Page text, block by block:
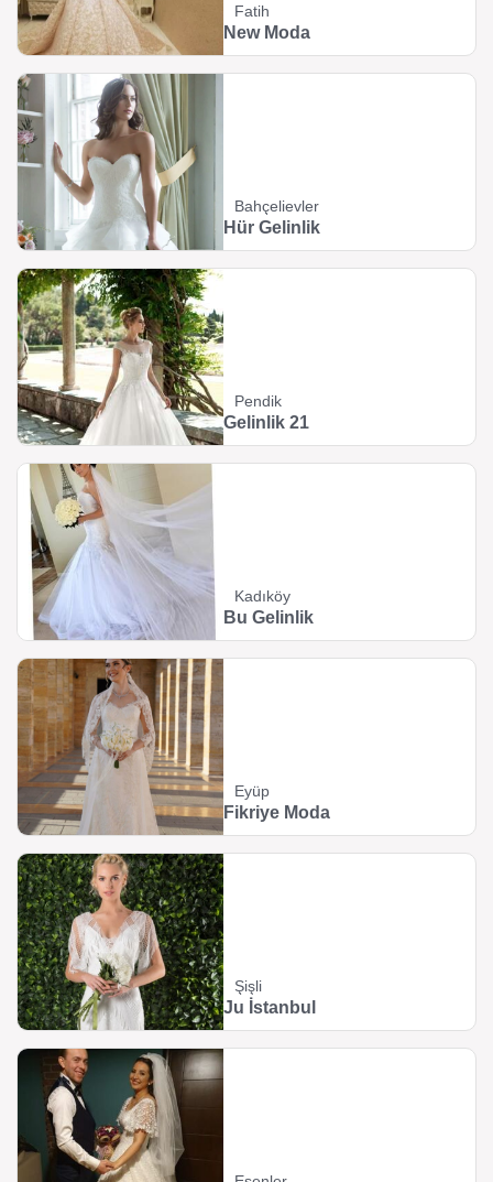
Fatih
New Moda
Bahçelievler
Hür Gelinlik
Pendik
Gelinlik 21
Kadıköy
Bu Gelinlik
Eyüp
Fikriye Moda
Şişli
Ju İstanbul